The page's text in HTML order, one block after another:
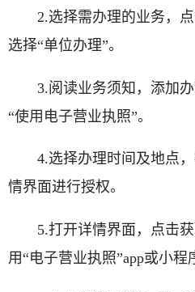
2.选择需办理的业务，点
选择“单位办理”。
3.阅读业务须知，添加办
“使用电子营业执照”。
4.选择办理时间及地点，
情界面进行授权。
5.打开详情界面，点击获
用“电子营业执照”app或小程